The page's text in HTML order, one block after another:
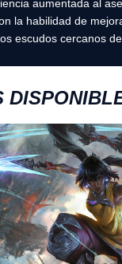
aumentada al
la habilidad de
escudos cercanos